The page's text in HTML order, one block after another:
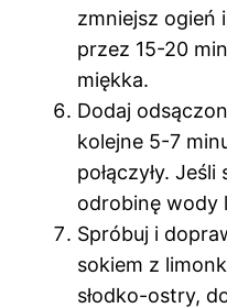
zmniejsz ogień
przez 15-20
miękka.
Dodaj
kolejne 5-7
połączyły.
odrobinę wody
Spróbuj i
sokiem z
słodko-ostry,